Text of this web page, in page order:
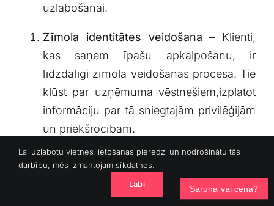
uzlabošanai.
Zīmola identitātes ⁢veidošana –⁣ Klienti,
kas saņem īpašu apkalpošanu, ir
līdzdalīgi zīmola veidošanas procesā. Tie
kļūst par uzņēmuma vēstnešiem,izplatot
informāciju par tā‍ sniegtajām ‍privilēģijām
un priekšrocībām.
Atlaides
Lai uzlabotu vietnes lietošanas pieredzi un nodrošinātu tās
darbību, mēs izmantojam sīkdatnes.
Labi
Saruna vai cena?